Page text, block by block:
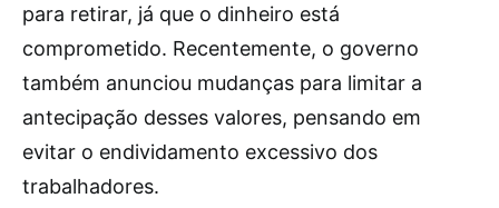
para retirar, já que o dinheiro está
comprometido. Recentemente, o governo
também anunciou mudanças para limitar a
antecipação desses valores, pensando em
evitar o endividamento excessivo dos
trabalhadores.